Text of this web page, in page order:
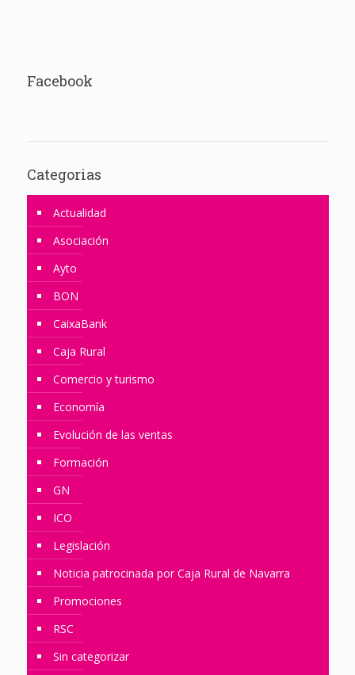
Facebook
Categorias
Actualidad
Asociación
Ayto
BON
CaixaBank
Caja Rural
Comercio y turismo
Economía
Evolución de las ventas
Formación
GN
ICO
Legislación
Noticia patrocinada por Caja Rural de Navarra
Promociones
RSC
Sin categorizar